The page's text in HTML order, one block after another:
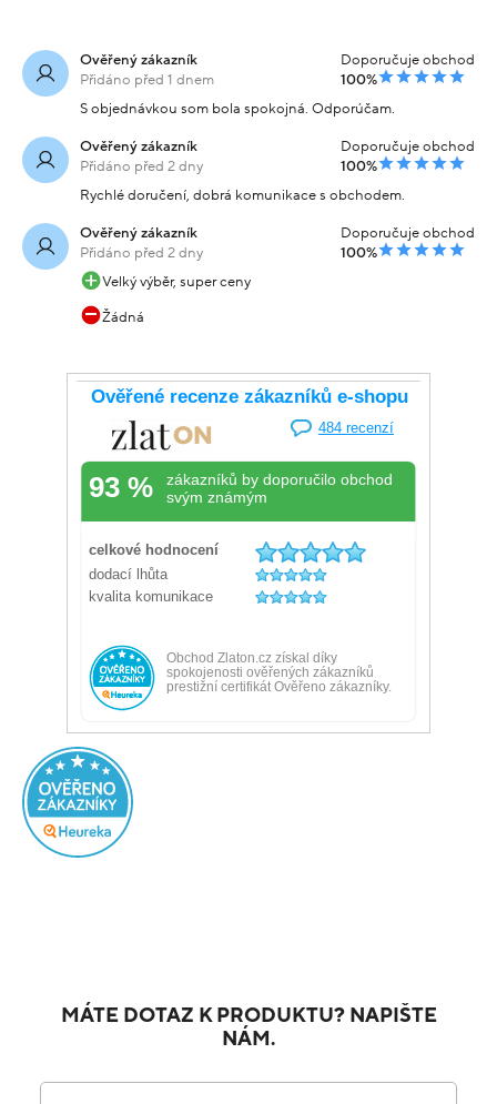
Ověřený zákazník
Přidáno před 1 dnem
Doporučuje obchod
100%
S objednávkou som bola spokojná. Odporúčam.
Ověřený zákazník
Přidáno před 2 dny
Doporučuje obchod
100%
Rychlé doručení, dobrá komunikace s obchodem.
Ověřený zákazník
Přidáno před 2 dny
Doporučuje obchod
100%
Velký výběr, super ceny
Žádná
MÁTE DOTAZ K PRODUKTU? NAPIŠTE
NÁM.